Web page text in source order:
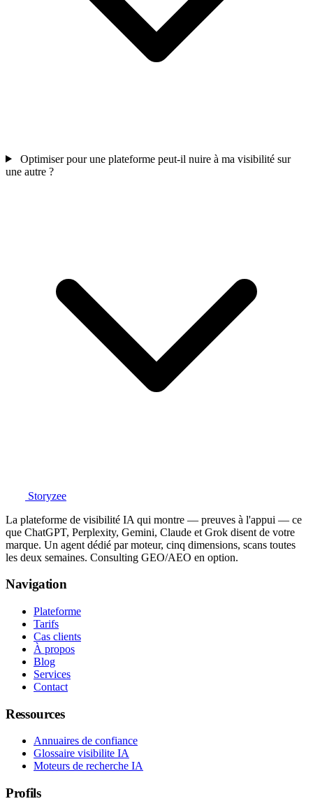
Optimiser pour une plateforme peut-il nuire à ma visibilité sur
une autre ?
Storyzee
La plateforme de visibilité IA qui montre — preuves à l'appui — ce
que ChatGPT, Perplexity, Gemini, Claude et Grok disent de votre
marque. Un agent dédié par moteur, cinq dimensions, scans toutes
les deux semaines. Consulting GEO/AEO en option.
Navigation
Plateforme
Tarifs
Cas clients
À propos
Blog
Services
Contact
Ressources
Annuaires de confiance
Glossaire visibilite IA
Moteurs de recherche IA
Profils